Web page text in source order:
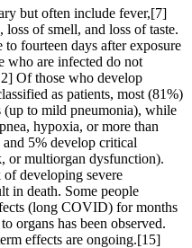
but often include fever,[7]
of smell, and loss of taste.
fourteen days after exposure
who are infected do not
Of those who develop
as patients, most (81%)
(up to mild pneumonia), while
hypoxia, or more than
5% develop critical
or multiorgan dysfunction).
developing severe
in death. Some people
(long COVID) for months
organs has been observed.
effects are ongoing.[15]